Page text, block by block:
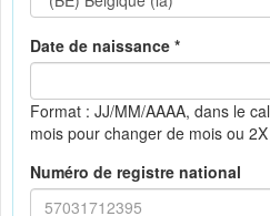
Date de naissance *
Format : JJ/MM/AAAA, dans le
mois pour changer de mois ou
Numéro de registre national